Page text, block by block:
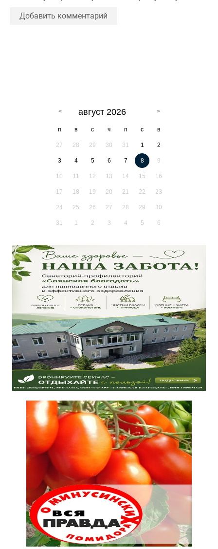
Добавить комментарий
август 2026
п в с ч п с в
27 28 29 30 31 1 2
3 4 5 6 7 8 9
10 11 12 13 14 15 16
17 18 19 20 21 22 23
24 25 26 27 28 29 30
31 1 2 3 4 5 6